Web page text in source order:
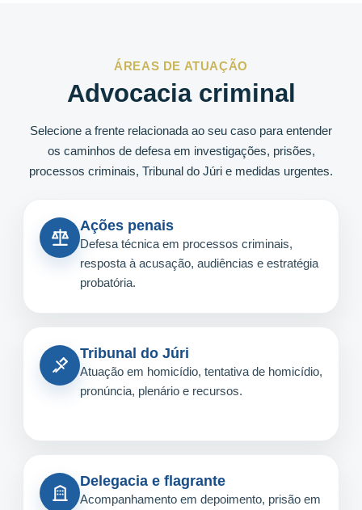
ÁREAS DE ATUAÇÃO
Advocacia criminal
Selecione a frente relacionada ao seu caso para entender
os caminhos de defesa em investigações, prisões,
processos criminais, Tribunal do Júri e medidas urgentes.
Ações penais
Defesa técnica em processos criminais,
resposta à acusação, audiências e estratégia
probatória.
Tribunal do Júri
Atuação em homicídio, tentativa de homicídio,
pronúncia, plenário e recursos.
Delegacia e flagrante
Acompanhamento em depoimento, prisão em